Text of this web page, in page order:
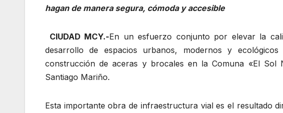
hagan de manera segura, cómoda y accesible
CIUDAD MCY.-En un esfuerzo conjunto por elevar la
desarrollo de espacios urbanos, modernos y
construcción de aceras y brocales en la Comuna «El Sol
Santiago Mariño.
Esta importante obra de infraestructura vial es el resultado